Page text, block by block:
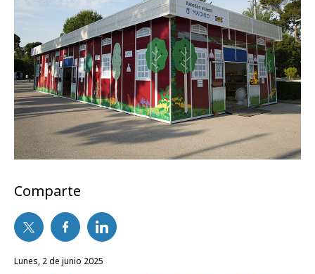
Comparte
lunes, 2 de junio 2025